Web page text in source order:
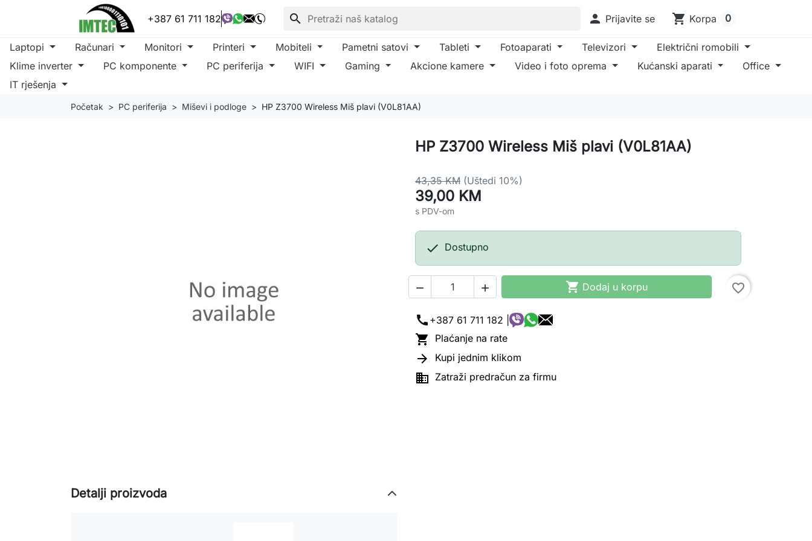
+387 61 711 182 search  Prijavite se shopping_cart Korpa 0
Laptopi Računari Monitori Printeri Mobiteli Pametni satovi Tableti Fotoaparati Televizori
Električni romobili
Klime inverter
PC komponente PC periferija WIFI Gaming Akcione kamere Video i foto oprema Kućanski aparati
Office
IT rješenja
Početak PC periferija Miševi i podloge HP Z3700 Wireless Miš plavi (V0L81AA)
HP Z3700 Wireless Miš plavi (V0L81AA)
43,35 KM (Uštedi 10%)
39,00 KM
s PDV-om
 Dostupno
   Dodaj u korpu favorite_border
call +387 61 711 182 |
 Plaćanje na rate
 Kupi jednim klikom
 Zatraži predračun za firmu
Detalji proizvoda